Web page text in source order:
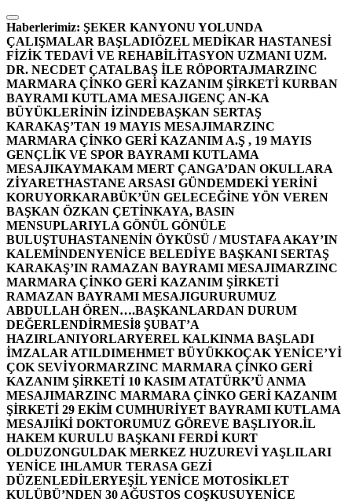
İçeriğe
atla
Haberlerimiz: ŞEKER KANYONU YOLUNDA
ÇALIŞMALAR BAŞLADIÖZEL MEDİKAR HASTANESİ
FİZİK TEDAVİ VE REHABİLİTASYON UZMANI UZM.
DR. NECDET ÇATALBAŞ İLE RÖPORTAJMARZINC
MARMARA ÇİNKO GERİ KAZANIM ŞİRKETİ KURBAN
BAYRAMI KUTLAMA MESAJIGENÇ AN-KA
BÜYÜKLERİNİN İZİNDEBAŞKAN SERTAŞ
KARAKAŞ’TAN 19 MAYIS MESAJIMARZINC
MARMARA ÇİNKO GERİ KAZANIM A.Ş , 19 MAYIS
GENÇLİK VE SPOR BAYRAMI KUTLAMA
MESAJIKAYMAKAM MERT ÇANGA’DAN OKULLARA
ZİYARETHASTANE ARSASI GÜNDEMDEKİ YERİNİ
KORUYORKARABÜK’ÜN GELECEĞİNE YÖN VEREN
BAŞKAN ÖZKAN ÇETİNKAYA, BASIN
MENSUPLARIYLA GÖNÜL GÖNÜLE
BULUŞTUHASTANENİN ÖYKÜSÜ / MUSTAFA AKAY’IN
KALEMİNDENYENİCE BELEDİYE BAŞKANI SERTAŞ
KARAKAŞ’IN RAMAZAN BAYRAMI MESAJIMARZINC
MARMARA ÇİNKO GERİ KAZANIM ŞİRKETİ
RAMAZAN BAYRAMI MESAJIGURURUMUZ
ABDULLAH ÖREN….BAŞKANLARDAN DURUM
DEĞERLENDİRMESİ8 ŞUBAT’A
HAZIRLANIYORLARYEREL KALKINMA BAŞLADI
İMZALAR ATILDIMEHMET BÜYÜKKOÇAK YENİCE’Yİ
ÇOK SEVİYORMARZINC MARMARA ÇİNKO GERİ
KAZANIM ŞİRKETİ 10 KASIM ATATÜRK’Ü ANMA
MESAJIMARZINC MARMARA ÇİNKO GERİ KAZANIM
ŞİRKETİ 29 EKİM CUMHURİYET BAYRAMI KUTLAMA
MESAJIİKİ DOKTORUMUZ GÖREVE BAŞLIYOR.İL
HAKEM KURULU BAŞKANI FERDİ KURT
OLDUZONGULDAK MERKEZ HUZUREVİ YAŞLILARI
YENİCE IHLAMUR TERASA GEZİ
DÜZENLEDİLERYEŞİL YENİCE MOTOSİKLET
KULÜBÜ’NDEN 30 AĞUSTOS COŞKUSUYENİCE